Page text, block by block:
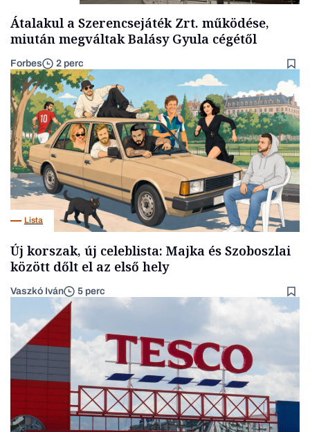
Átalakul a Szerencsejáték Zrt. működése,
miután megváltak Balásy Gyula cégétől
Forbes 2 perc
Lista
Új korszak, új celeblista: Majka és Szoboszlai
között dőlt el az első hely
Vaszkó Iván 5 perc